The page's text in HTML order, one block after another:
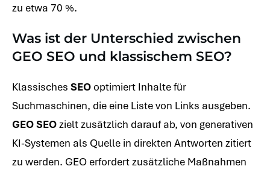
zu etwa 70 %.
Was ist der Unterschied zwischen
GEO SEO und klassischem SEO?
Klassisches SEO optimiert Inhalte für
Suchmaschinen, die eine Liste von Links ausgeben.
GEO SEOzielt zusätzlich darauf ab, von generativen
KI-Systemen als Quelle in direkten Antworten zitiert
zu werden. GEO erfordert zusätzliche Maßnahmen